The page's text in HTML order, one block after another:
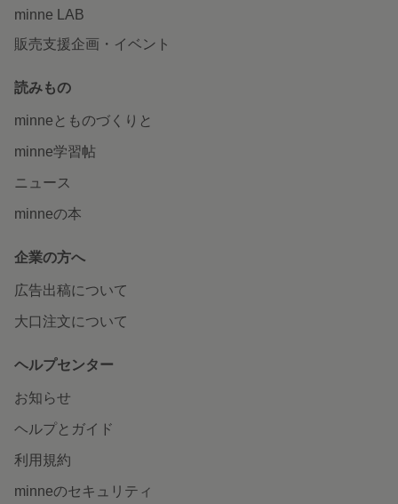
minne LAB
販売支援企画・イベント
読みもの
minneとものづくりと
minne学習帖
ニュース
minneの本
企業の方へ
広告出稿について
大口注文について
ヘルプセンター
お知らせ
ヘルプとガイド
利用規約
minneのセキュリティ